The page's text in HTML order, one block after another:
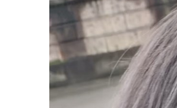
レ
ー
ヤ
ー